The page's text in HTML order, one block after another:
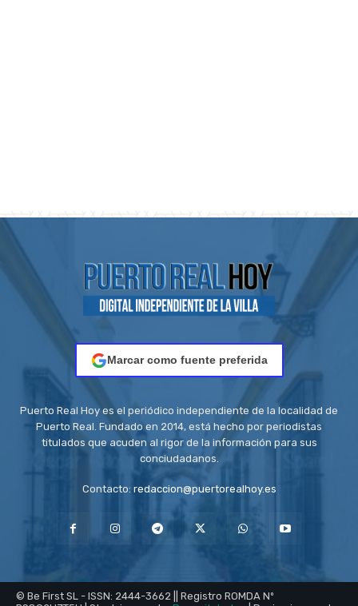
Marcar como fuente preferida
Puerto Real Hoy es el periódico independiente de la localidad de
Puerto Real. Fundado en 2014, está hecho por periodistas
titulados que acuden al rigor de la información para sus
conciudadanos.
Contacto: redaccion@puertorealhoy.es
© Be First SL - ISSN: 2444-3662 || Registro ROMDA Nº